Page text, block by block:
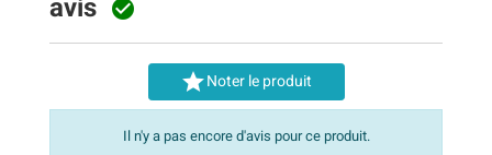
avis 
Noter le produit
Il n'y a pas encore d'avis pour ce produit.